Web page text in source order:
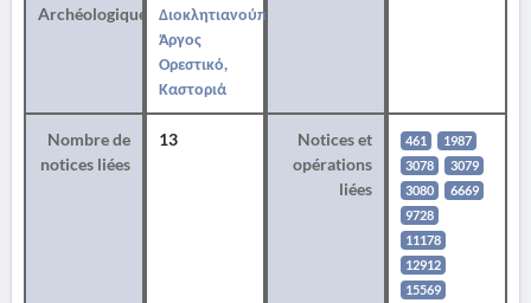
Archéologique
Διοκλητιανούπολη,
Άργος
Ορεστικό,
Καστοριά
Nombre de
notices liées
13
Notices et
opérations
liées
461
1987
3078
3079
3080
6669
9728
11178
12912
15569